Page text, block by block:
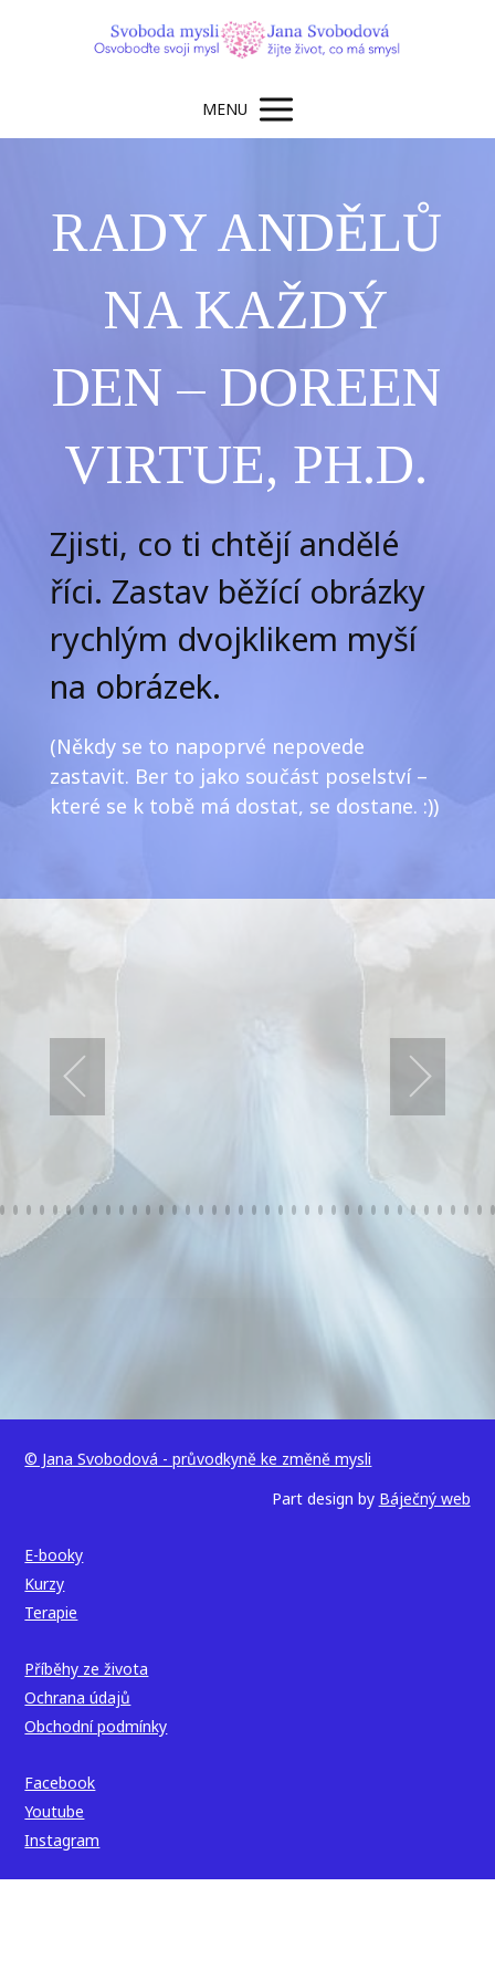
MENU
RADY ANDĚLŮ
NA KAŽDÝ
DEN – DOREEN
VIRTUE, PH.D.
Zjisti, co ti chtějí andělé
říci. Zastav běžící obrázky
rychlým dvojklikem myší
na obrázek.
(Někdy se to napoprvé nepovede
zastavit. Ber to jako součást poselství –
které se k tobě má dostat, se dostane. :))
© Jana Svobodová - průvodkyně ke změně mysli
Part design by Báječný web
E-booky
Kurzy
Terapie
Příběhy ze života
Ochrana údajů
Obchodní podmínky
Facebook
Youtube
Instagram